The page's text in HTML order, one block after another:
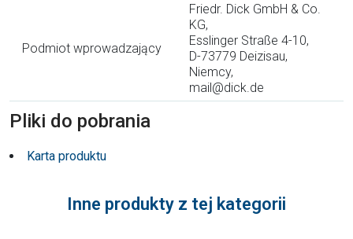
Podmiot wprowadzający
Friedr. Dick GmbH & Co.
KG,
Esslinger Straße 4-10,
D-73779 Deizisau,
Niemcy,
mail@dick.de
Pliki do pobrania
Karta produktu
Inne produkty z tej kategorii